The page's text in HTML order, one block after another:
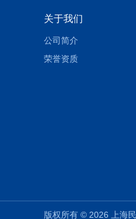
关于我们
公司简介
荣誉资质
版权所有 © 2026 上海